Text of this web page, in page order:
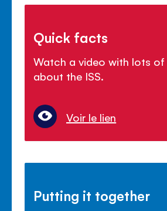
Quick facts
Watch a video with lots
about the ISS.
Voir le lien
Putting it together